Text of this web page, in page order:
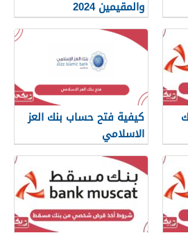
والمقيمين 2024
كيفية فتح حساب بنك العز
الاسلامي